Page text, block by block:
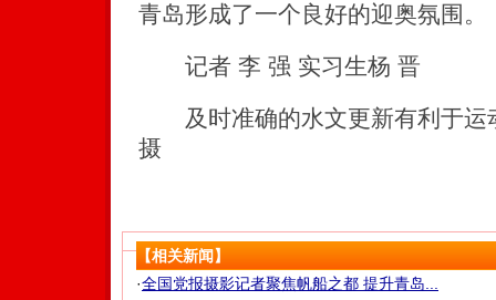
青岛形成了一个良好的迎奥氛围。
记者 李 强 实习生杨 晋
及时准确的水文更新有利于运
摄
【相关新闻】
·全国党报摄影记者聚焦帆船之都 提升青岛...